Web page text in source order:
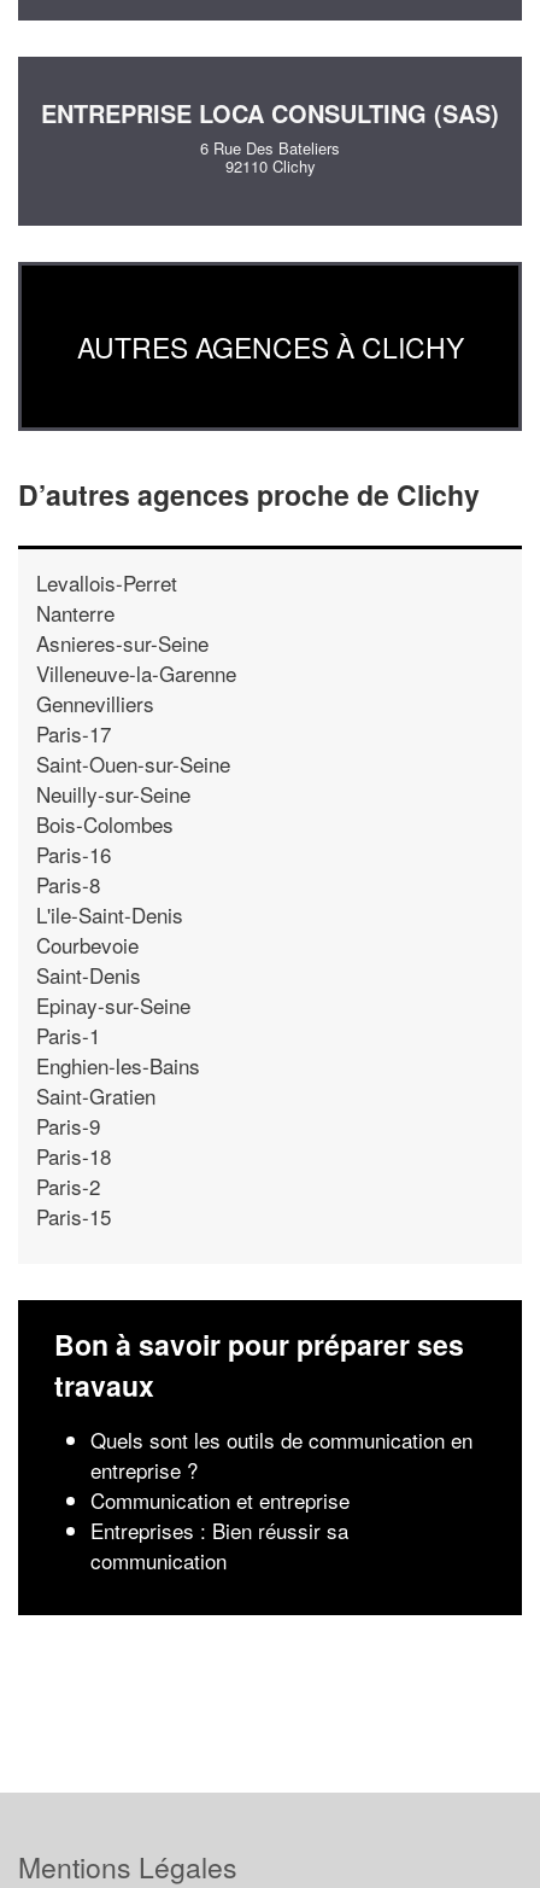
ENTREPRISE LOCA CONSULTING (SAS)
6 Rue Des Bateliers
92110 Clichy
AUTRES AGENCES À CLICHY
D’autres agences proche de Clichy
Levallois-Perret
Nanterre
Asnieres-sur-Seine
Villeneuve-la-Garenne
Gennevilliers
Paris-17
Saint-Ouen-sur-Seine
Neuilly-sur-Seine
Bois-Colombes
Paris-16
Paris-8
L'ile-Saint-Denis
Courbevoie
Saint-Denis
Epinay-sur-Seine
Paris-1
Enghien-les-Bains
Saint-Gratien
Paris-9
Paris-18
Paris-2
Paris-15
Bon à savoir pour préparer ses
travaux
Quels sont les outils de communication en
entreprise ?
Communication et entreprise
Entreprises : Bien réussir sa
communication
Mentions Légales